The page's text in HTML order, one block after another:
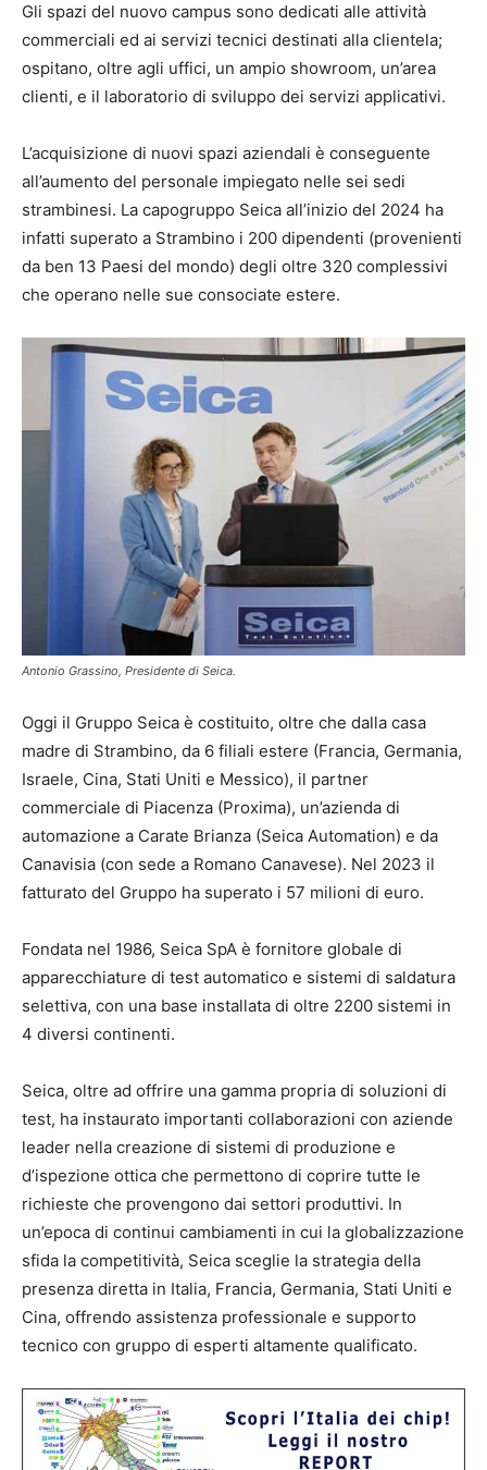
Gli spazi del nuovo campus sono dedicati alle attività
commerciali ed ai servizi tecnici destinati alla clientela;
ospitano, oltre agli uffici, un ampio showroom, un’area
clienti, e il laboratorio di sviluppo dei servizi applicativi.
L’acquisizione di nuovi spazi aziendali è conseguente
all’aumento del personale impiegato nelle sei sedi
strambinesi. La capogruppo Seica all’inizio del 2024 ha
infatti superato a Strambino i 200 dipendenti (provenienti
da ben 13 Paesi del mondo) degli oltre 320 complessivi
che operano nelle sue consociate estere.
Antonio Grassino, Presidente di Seica.
Oggi il Gruppo Seica è costituito, oltre che dalla casa
madre di Strambino, da 6 filiali estere (Francia, Germania,
Israele, Cina, Stati Uniti e Messico), il partner
commerciale di Piacenza (Proxima), un’azienda di
automazione a Carate Brianza (Seica Automation) e da
Canavisia (con sede a Romano Canavese). Nel 2023 il
fatturato del Gruppo ha superato i 57 milioni di euro.
Fondata nel 1986, Seica SpA è fornitore globale di
apparecchiature di test automatico e sistemi di saldatura
selettiva, con una base installata di oltre 2200 sistemi in
4 diversi continenti.
Seica, oltre ad offrire una gamma propria di soluzioni di
test, ha instaurato importanti collaborazioni con aziende
leader nella creazione di sistemi di produzione e
d’ispezione ottica che permettono di coprire tutte le
richieste che provengono dai settori produttivi. In
un’epoca di continui cambiamenti in cui la globalizzazione
sfida la competitività, Seica sceglie la strategia della
presenza diretta in Italia, Francia, Germania, Stati Uniti e
Cina, offrendo assistenza professionale e supporto
tecnico con gruppo di esperti altamente qualificato.